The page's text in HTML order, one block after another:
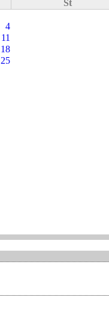
St
4
11
18
25